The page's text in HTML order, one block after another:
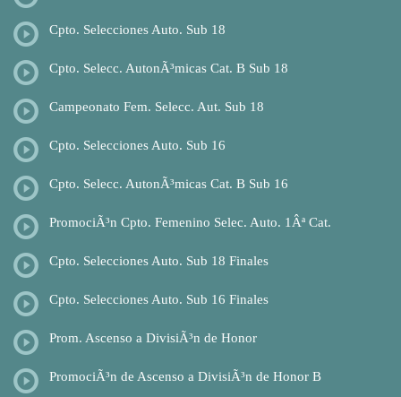
Cpto. Selecciones Auto. Sub 18
Cpto. Selecc. AutonÃ³micas Cat. B Sub 18
Campeonato Fem. Selecc. Aut. Sub 18
Cpto. Selecciones Auto. Sub 16
Cpto. Selecc. AutonÃ³micas Cat. B Sub 16
PromociÃ³n Cpto. Femenino Selec. Auto. 1Âª Cat.
Cpto. Selecciones Auto. Sub 18 Finales
Cpto. Selecciones Auto. Sub 16 Finales
Prom. Ascenso a DivisiÃ³n de Honor
PromociÃ³n de Ascenso a DivisiÃ³n de Honor B